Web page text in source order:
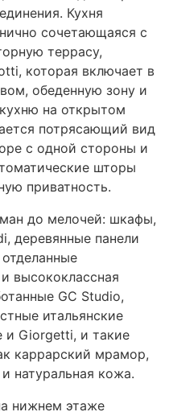
Кухня
сочетающаяся с
террасу,
которая включает в
обеденную зону и
на открытом
потрясающий вид
с одной стороны и
шторы
приватность.
до мелочей: шкафы,
деревянные панели
высококлассная
GC Studio,
итальянские
и Giorgetti, и такие
каррарский мрамор,
натуральная кожа.
нижнем этаже